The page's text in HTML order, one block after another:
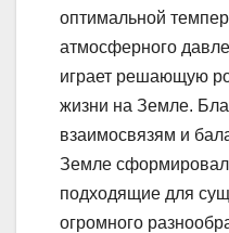
оптимальной
атмосферного
играет решающую
жизни на Земле.
взаимосвязям и
Земле
подходящие для
огромного